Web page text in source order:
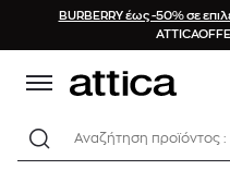
BURBERRY έως -50% σε
Αναζήτηση προϊόντος :